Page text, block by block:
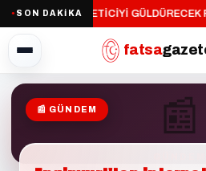
● SON DAKİKA“ÜRETİCİYİ GÜLDÜRECEK
fatsa
📰
📰 GÜNDEM